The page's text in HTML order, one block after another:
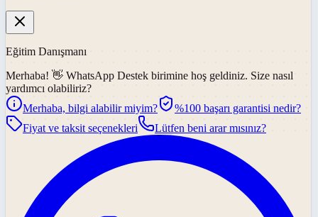
Eğitim Danışmanı
Merhaba! 👋 WhatsApp Destek birimine hoş geldiniz. Size nasıl
yardımcı olabiliriz?
Merhaba, bilgi alabilir miyim?
%100 başarı garantisi nedir?
Fiyat ve taksit seçenekleri
Lütfen beni arar mısınız?